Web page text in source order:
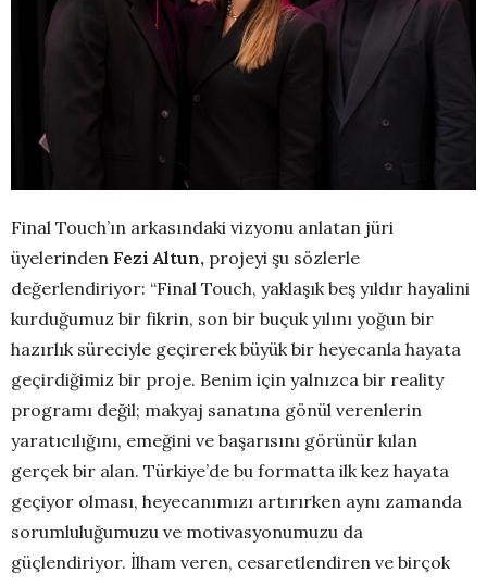
Final Touch’ın arkasındaki vizyonu anlatan jüri
üyelerinden Fezi Altun, projeyi şu sözlerle
değerlendiriyor: “Final Touch, yaklaşık beş yıldır hayalini
kurduğumuz bir fikrin, son bir buçuk yılını yoğun bir
hazırlık süreciyle geçirerek büyük bir heyecanla hayata
geçirdiğimiz bir proje. Benim için yalnızca bir reality
programı değil; makyaj sanatına gönül verenlerin
yaratıcılığını, emeğini ve başarısını görünür kılan
gerçek bir alan. Türkiye’de bu formatta ilk kez hayata
geçiyor olması, heyecanımızı artırırken aynı zamanda
sorumluluğumuzu ve motivasyonumuzu da
güçlendiriyor. İlham veren, cesaretlendiren ve birçok